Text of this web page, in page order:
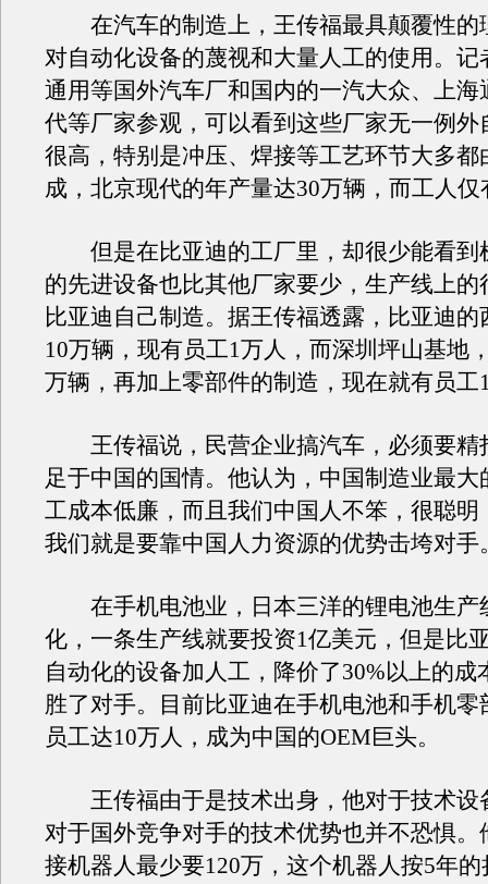
在汽车的制造上，王传福最具颠覆性的
对自动化设备的蔑视和大量人工的使用。记
通用等国外汽车厂和国内的一汽大众、上海
代等厂家参观，可以看到这些厂家无一例外
很高，特别是冲压、焊接等工艺环节大多都
成，北京现代的年产量达30万辆，而工人
但是在比亚迪的工厂里，却很少能看到
的先进设备也比其他厂家要少，生产线上的
比亚迪自己制造。据王传福透露，比亚迪的
10万辆，现有员工1万人，而深圳坪山基地
万辆，再加上零部件的制造，现在就有员工
王传福说，民营企业搞汽车，必须要精
足于中国的国情。他认为，中国制造业最大
工成本低廉，而且我们中国人不笨，很聪明
我们就是要靠中国人力资源的优势击垮对手
在手机电池业，日本三洋的锂电池生产
化，一条生产线就要投资1亿美元，但是比
自动化的设备加人工，降价了30%以上的成
胜了对手。目前比亚迪在手机电池和手机零
员工达10万人，成为中国的OEM巨头。
王传福由于是技术出身，他对于技术设
对于国外竞争对手的技术优势也并不恐惧。
接机器人最少要120万，这个机器人按5年